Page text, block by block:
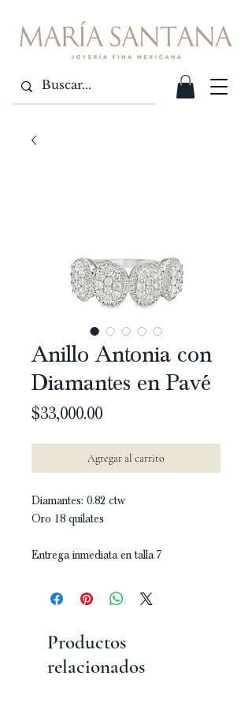
Anillo Antonia con
Diamantes en Pavé
$33,000.00Precio
Agregar al carrito
Diamantes: 0.82 ctw
Oro 18 quilates
Entrega inmediata en talla 7
Productos
relacionados